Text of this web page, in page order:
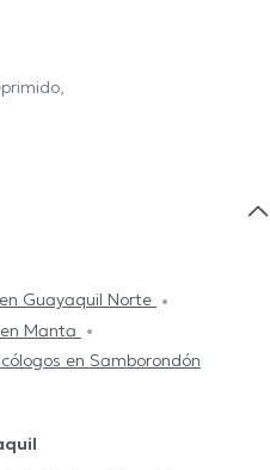
Guayaquil Norte
Manta
en Samborondón